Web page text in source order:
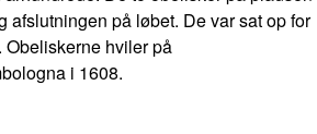
afslutningen på løbet. De var sat op for
Obeliskerne hviler på
i 1608.